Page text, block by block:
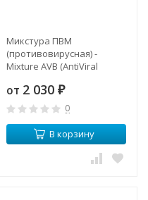
Микстура ПВМ
(противовирусная) -
Mixture AVB (AntiViral
от 2 030 ₽
0
В корзину